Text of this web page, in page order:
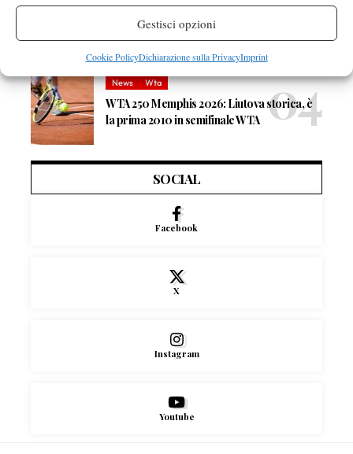
Gestisci opzioni
Cookie PolicyDichiarazione sulla PrivacyImprint
Musetti: “Più responsabile grazie ai miei
bimbi. Forfait di Sinner? Sa quello che fa”
News Wta
WTA 250 Memphis 2026: Liutova storica, è
la prima 2010 in semifinale WTA
SOCIAL
Facebook
X
Instagram
Youtube